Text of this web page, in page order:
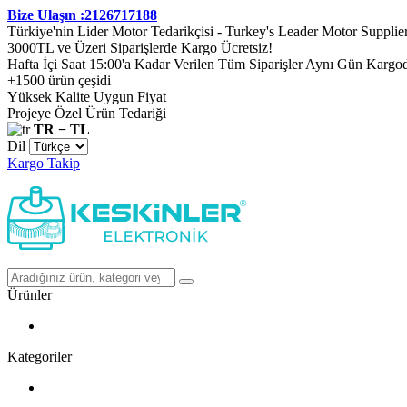
Bize Ulaşın :2126717188
Türkiye'nin Lider Motor Tedarikçisi - Turkey's Leader Motor
3000TL ve Üzeri Siparişlerde Kargo Ücretsiz!
Hafta İçi Saat 15:00'a Kadar Verilen Tüm Siparişler Aynı Gün
+1500 ürün çeşidi
Yüksek Kalite Uygun Fiyat
Projeye Özel Ürün Tedariği
TR − TL
Dil
Kargo Takip
Ürünler
Kategoriler